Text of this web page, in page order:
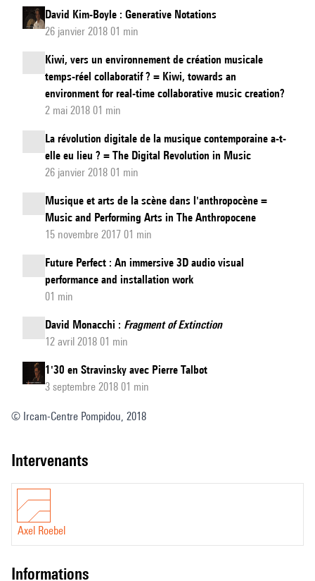
David Kim-Boyle : Generative Notations
26 janvier 2018 01 min
Kiwi, vers un environnement de création musicale
temps-réel collaboratif ? = Kiwi, towards an
environment for real-time collaborative music creation?
2 mai 2018 01 min
La révolution digitale de la musique contemporaine a-t-
elle eu lieu ? = The Digital Revolution in Music
26 janvier 2018 01 min
Musique et arts de la scène dans l'anthropocène =
Music and Performing Arts in The Anthropocene
15 novembre 2017 01 min
Future Perfect : An immersive 3D audio visual
performance and installation work
01 min
David Monacchi : Fragment of Extinction
12 avril 2018 01 min
1'30 en Stravinsky avec Pierre Talbot
3 septembre 2018 01 min
© Ircam-Centre Pompidou, 2018
intervenants
Axel Roebel
informations